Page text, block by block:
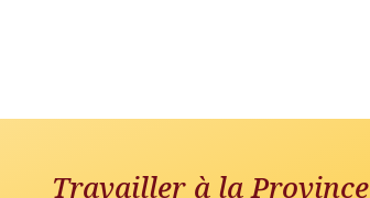
Travailler à la Province